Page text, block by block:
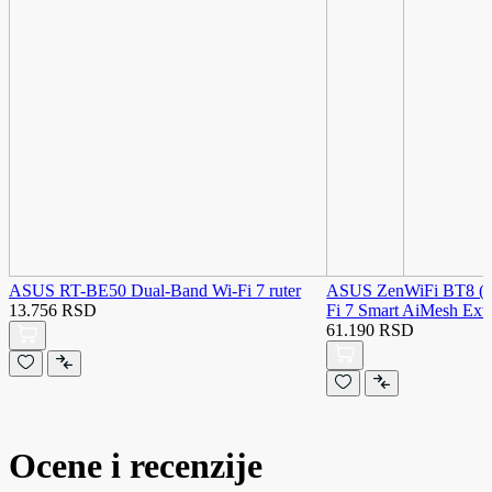
ASUS RT-BE50 Dual-Band Wi-Fi 7 ruter
13.756 RSD
ASUS ZenWiFi BT8
Fi 7 Smart AiMesh
61.190 RSD
Ocene i recenzije